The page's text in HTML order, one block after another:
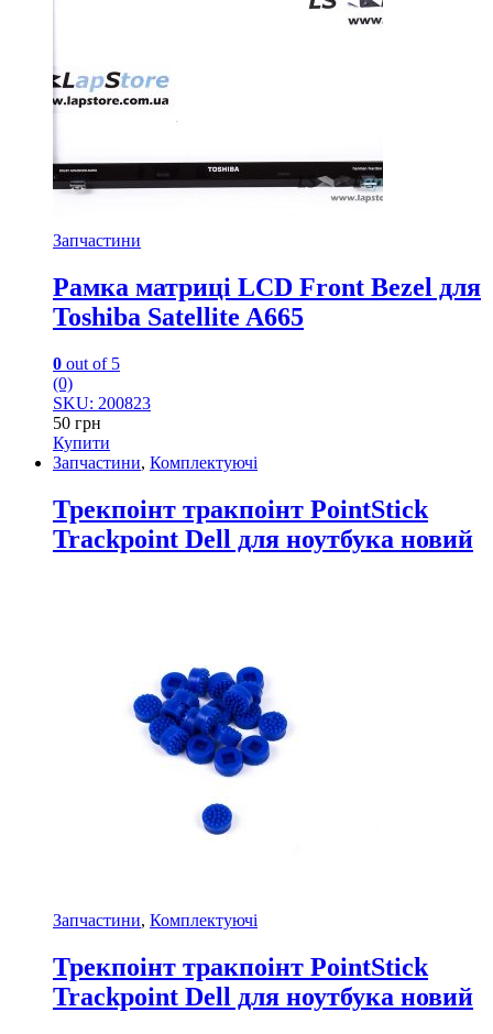
Запчастини
Рамка матриці LCD Front Bezel для
Toshiba Satellite A665
0 out of 5
(0)
SKU: 200823
50 грн
Купити
Запчастини, Комплектуючі
Трекпоінт тракпоінт PointStick
Trackpoint Dell для ноутбука новий
Запчастини, Комплектуючі
Трекпоінт тракпоінт PointStick
Trackpoint Dell для ноутбука новий